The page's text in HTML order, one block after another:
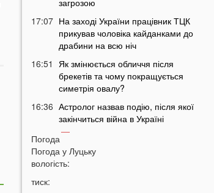
загрозою
17:07 На заході України працівник ТЦК
прикував чоловіка кайданками до
драбини на всю ніч
16:51
Як змінюється обличчя після
брекетів та чому покращується
симетрія овалу?
16:36 Астролог назвав подію, після якої
закінчиться війна в Україні
16:05
термометр показав +50 градусів
15:53 Коли в Україну прийде
Погода
Погода у Луцьку
вологість:
тиск: